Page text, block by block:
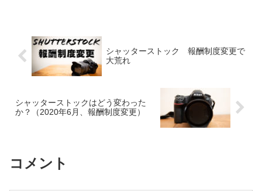
シャッターストック 報酬制度変更で
大荒れ
シャッターストックはどう変わった
か？（2020年6月、報酬制度変更）
コメント